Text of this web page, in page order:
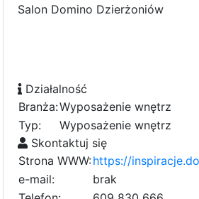
Salon Domino Dzierżoniów
Działalność
Branża:Wyposażenie wnętrz
Typ:
Wyposażenie wnętrz
Skontaktuj się
Strona WWW:https://
e-mail:
brak